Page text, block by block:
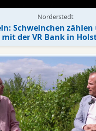
Norderstedt
Schweinchen
mit der VR Bank in